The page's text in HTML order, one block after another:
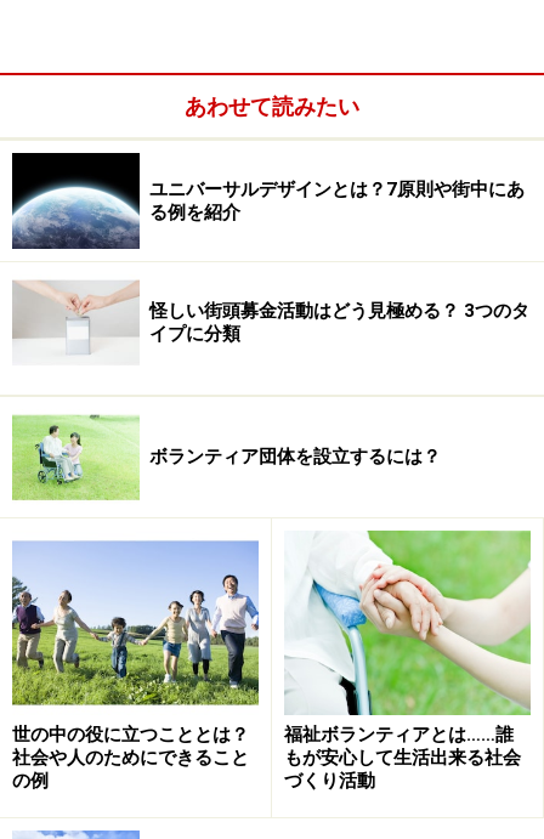
手口2 誰でも知っている団体の名前を使う…P2
手口3 公務員を装う！…P3
手口4 災害支援サイトにもご注意…P3
「絶対にだまされない人」はいない…P4
手口1 それらしい公的機関を装う
義援金詐欺はハガキ、電話、訪問、メールなど様々な手
口が使われます。目立つのは公的機関を思わせるような
名称を使い、ハガキやメールで義援金を募るものです。
たとえば、以下がその典型例。
●公的機関を装ったハガキの例
この文面は、中越地震の際、実際に送られてきたハガキ
を元に作っています。「新潟県中越地震被災者支援協議
会」というのがいかにも公的な印象を与えますが、全く
の架空の団体名です。よく見ると、住所もないし、電話
あわせて読みたい
ユニバーサルデザインとは？7原則や街中にあ
る例を紹介
怪しい街頭募金活動はどう見極める？ 3つのタ
イプに分類
ボランティア団体を設立するには？
世の中の役に立つこととは？
社会や人のためにできること
の例
福祉ボランティアとは……誰
もが安心して生活出来る社会
づくり活動